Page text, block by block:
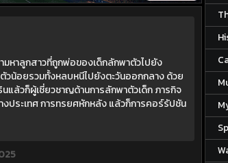
มหาลูกสาวที่ถูกพ่อของเด็กลักพาตัวไปยัง
น้อยรวมทั้งหลบหนีไปยังตะวันออกกลาง ด้วย
แล้วก็ผู้เชี่ยวชาญด้านการลักพาตัวเด็ก ภารกิจ
งประเทศ การทรยศหักหลัง แล้วก็การคอร์รัปชัน